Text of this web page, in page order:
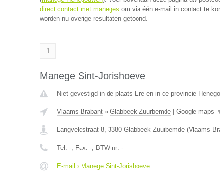
direct contact met maneges om via één e-mail in contact te
worden nu overige resultaten getoond.
1
Manege Sint-Jorishoeve
Niet gevestigd in de plaats Ere en in de provincie
Vlaams-Brabant» Glabbeek Zuurbemde| Google maps
Langveldstraat 8, 3380 Glabbeek Zuurbemde(Vlaams-
Tel: -, Fax: -, BTW-nr: -
E-mail › Manege Sint-Jorishoeve